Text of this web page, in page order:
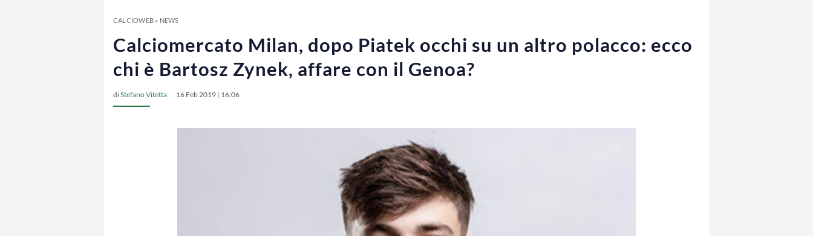
CALCIOWEB» NEWS
Calciomercato Milan, dopo Piatek occhi su un altro polacco: ecco
chi è Bartosz Zynek, affare con il Genoa?
diStefano Vitetta 16 Feb 2019 | 16:06